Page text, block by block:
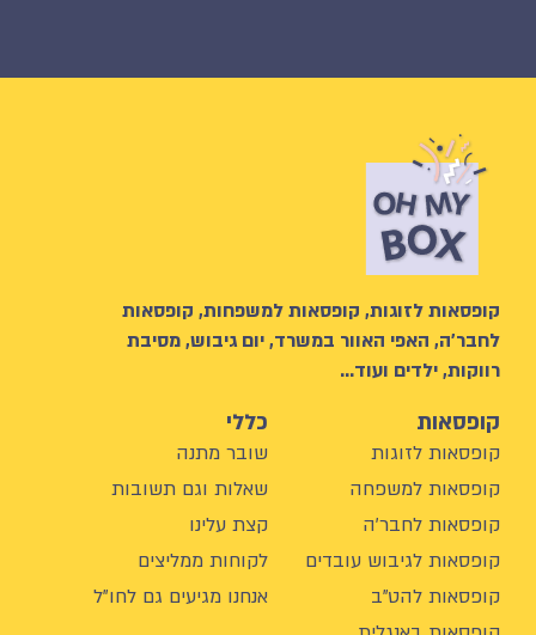
קופסאות לזוגות, קופסאות למשפחות, קופסאות
לחבר’ה, האפי האוור במשרד, יום גיבוש, מסיבת
רווקות, ילדים ועוד…
קופסאות
קופסאות לזוגות
קופסאות למשפחה
קופסאות לחבר'ה
קופסאות לגיבוש עובדים
קופסאות להט"ב
כללי
שובר מתנה
שאלות וגם תשובות
קצת עלינו
לקוחות ממליצים
אנחנו מגיעים גם לחו"ל